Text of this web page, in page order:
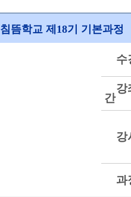
침뜸학교 제18기 기본과정
수
강
간
강
과